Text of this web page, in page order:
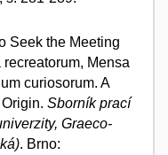
Seek the Meeting
Mensa
curiosorum. A
Sborník prací
Graeco-
. Brno: